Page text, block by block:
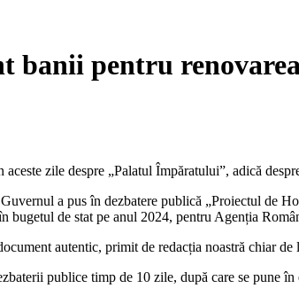
banii pentru
aceste zile despre „Palatul Împăratului”, adică
a pus în dezbatere publică „Proiectul de
bugetul de stat pe anul 2024, pentru Agenția
autentic, primit de redacția noastră chiar de
publice timp de 10 zile, după care se pune